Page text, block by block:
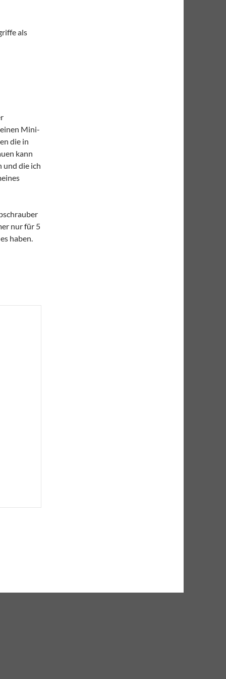
als
Mini-
die in
kann
und die ich
nur für 5
haben.